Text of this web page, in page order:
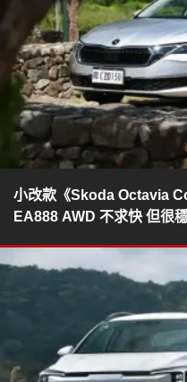
小改款《Skoda Octavia
EA888 AWD 不求快 但很穩